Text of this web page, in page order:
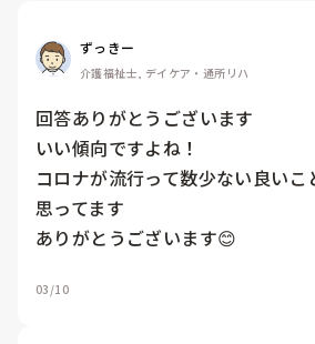
ずっきー
介護福祉士, デイケア・通所リハ
回答ありがとうございます
いい傾向ですよね！
コロナが流行って数少ない良い
思ってます
ありがとうございます😊
03/10